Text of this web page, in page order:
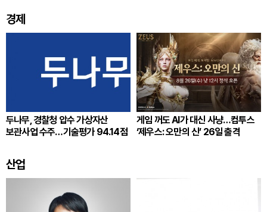
경제
두나무, 경찰청 압수 가상자산
보관사업 수주…기술평가 94.14점
게임 꺼도 AI가 대신 사냥…컴투스
‘제우스: 오만의 신’ 26일 출격
산업